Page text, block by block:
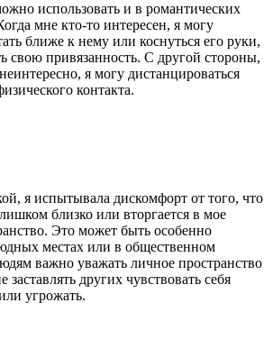
использовать и в романтических
мне кто-то интересен, я могу
ближе к нему или коснуться его руки,
свою привязанность. С другой стороны,
я могу дистанцироваться
контакта.
я испытывала дискомфорт от того, что
близко или вторгается в мое
Это может быть особенно
местах или в общественном
важно уважать личное пространство
заставлять других чувствовать себя
угрожать.